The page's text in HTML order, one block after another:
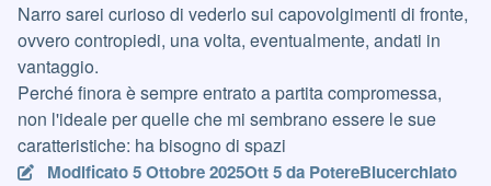
Narro sarei curioso di vederlo sui capovolgimenti di fronte,
ovvero contropiedi, una volta, eventualmente, andati in
vantaggio.
Perché finora è sempre entrato a partita compromessa,
non l'ideale per quelle che mi sembrano essere le sue
caratteristiche: ha bisogno di spazi
Modificato5 Ottobre 2025Ott 5da PotereBlucerchiato